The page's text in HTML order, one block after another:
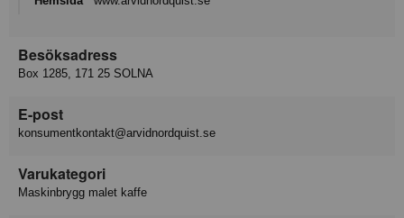
Besöksadress
Box 1285, 171 25 SOLNA
E-post
konsumentkontakt@arvidnordquist.se
Varukategori
Maskinbrygg malet kaffe